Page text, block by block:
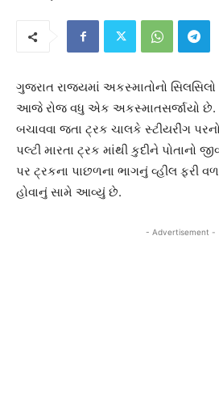
ગુજરાત રાજ્યમાં અકસ્માતોનો સિલસિલો
આજે રોજ વધુ એક અકસ્માતસર્જાયો છે.
બચાવવા જતા ટ્રક ચાલકે સ્ટીયરીંગ
પલ્ટી મારતા ટ્રક માંથી કુદીને પોતાનો
પર ટ્રકના પાછળના ભાગનું વ્હીલ ફરી
હોવાનું સામે આવ્યું છે.
- Advertisement -